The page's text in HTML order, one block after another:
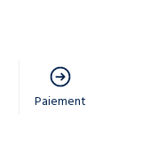
Paiement